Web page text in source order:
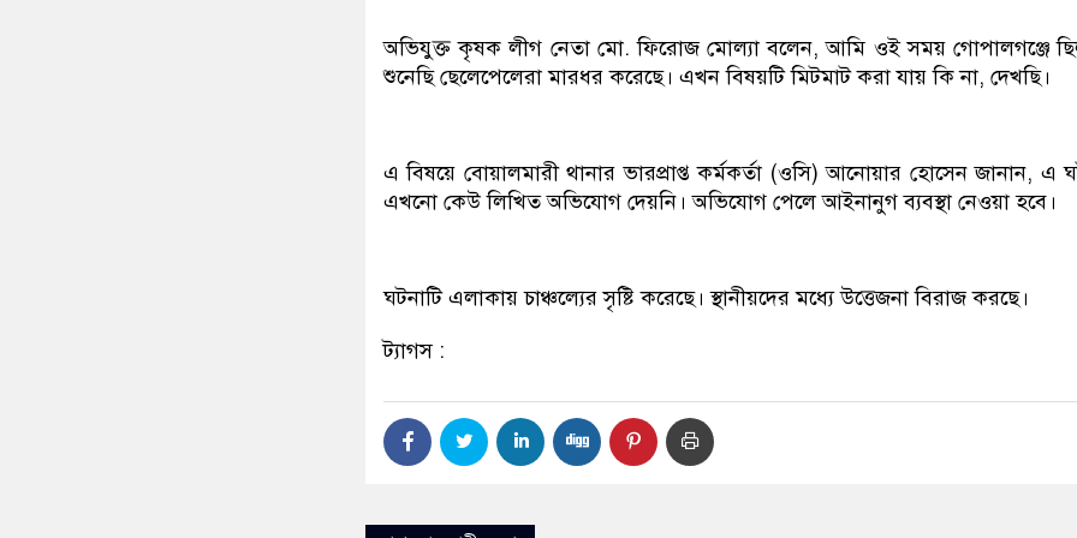
অভিযুক্ত কৃষক লীগ নেতা মো. ফিরোজ মোল্যা বলেন, আমি ওই সময় গোপালগঞ্জে
শুনেছি ছেলেপেলেরা মারধর করেছে। এখন বিষয়টি মিটমাট করা যায় কি না, দেখছি।
এ বিষয়ে বোয়ালমারী থানার ভারপ্রাপ্ত কর্মকর্তা (ওসি) আনোয়ার হোসেন জানান, এ
এখনো কেউ লিখিত অভিযোগ দেয়নি। অভিযোগ পেলে আইনানুগ ব্যবস্থা নেওয়া হবে।
ঘটনাটি এলাকায় চাঞ্চল্যের সৃষ্টি করেছে। স্থানীয়দের মধ্যে উত্তেজনা বিরাজ করছে।
ট্যাগস :